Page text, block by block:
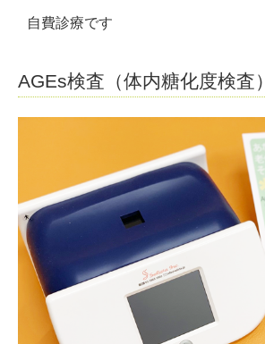
自費診療です
AGEs検査（体内糖化度検査）